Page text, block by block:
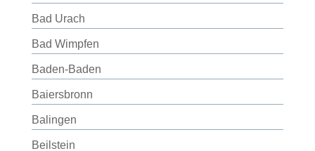
Bad Urach
Bad Wimpfen
Baden-Baden
Baiersbronn
Balingen
Beilstein